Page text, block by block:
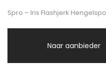
Spro – Iris Flashjerk
Naar aanbieder